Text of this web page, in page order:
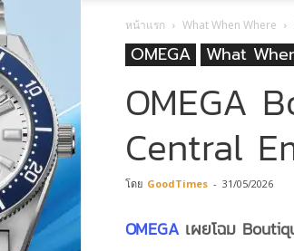
หน้าแรก What When Where
OMEGA What
OMEGA
Central
โดย GoodTimes - 31/05/2026
OMEGAเผยโฉม